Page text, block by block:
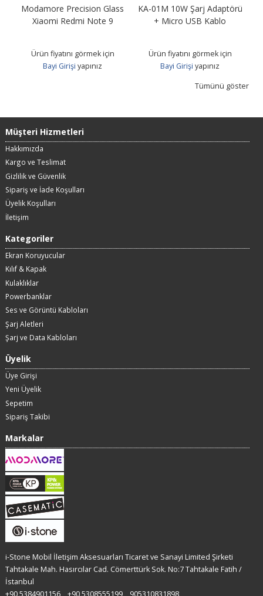
Modamore Precision Glass
Xiaomi Redmi Note 9
Ürün fiyatını görmek için
Bayi Girişi yapınız
KA-01M 10W Şarj Adaptörü
+ Micro USB Kablo
Ürün fiyatını görmek için
Bayi Girişi yapınız
Tümünü göster
Müşteri Hizmetleri
Hakkımızda
Kargo ve Teslimat
Gizlilik ve Güvenlik
Sipariş ve İade Koşulları
Üyelik Koşulları
İletişim
Kategoriler
Ekran Koruyucular
Kılıf & Kapak
Kulaklıklar
Powerbanklar
Ses ve Görüntü Kabloları
Şarj Aletleri
Şarj ve Data Kabloları
Üyelik
Üye Girişi
Yeni Üyelik
Sepetim
Sipariş Takibi
Markalar
i-Stone Mobil İletişim Aksesuarları Ticaret ve Sanayi Limited Şirketi
Tahtakale Mah. Hasırcılar Cad. Cömerttürk Sok. No:7 Tahtakale Fatih /
İstanbul